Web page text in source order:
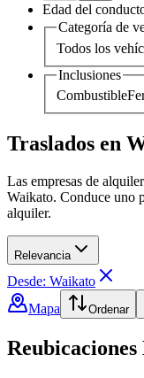
Edad del
Categoría de
Todos los
Inclusiones
Combustible
Traslados en
Las empresas de
Waikato. Conduce uno
alquiler.
Relevancia
Desde: Waikato
Mapa
Ordenar